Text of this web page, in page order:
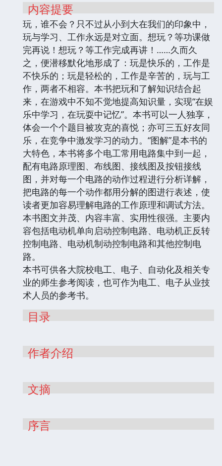
内容提要
玩，谁不会？只不过从小到大在我们的印象中，
玩与学习、工作永远是对立面。想玩？等功课做
完再说！想玩？等工作完成再讲！……久而久
之，便潜移默化地形成了：玩是快乐的，工作是
不快乐的；玩是轻松的，工作是辛苦的，玩与工
作，两者不相容。本书把玩和了解知识结合起
来，在游戏中不知不觉地提高知识量，实现“在娱
乐中学习，在玩耍中记忆”。本书可以一人独享，
体会一个个题目被攻克的喜悦；亦可三五好友同
乐，在竞争中激发学习的动力。“图解”是本书的
大特色，本书将多个电工常用电路集中到一起，
配有电路原理图、布线图、接线图及按钮接线
图，并对每一个电路的动作过程进行分析详解，
把电路的每一个动作都用分解的图进行表述，使
读者更加容易理解电路的工作原理和调试方法。
本书图文并茂、内容丰富、实用性很强。主要内
容包括电动机单向启动控制电路、电动机正反转
控制电路、电动机制动控制电路和其他控制电
路。
本书可供各大院校电工、电子、自动化及相关专
业的师生参考阅读，也可作为电工、电子从业技
术人员的参考书。
目录
作者介绍
文摘
序言